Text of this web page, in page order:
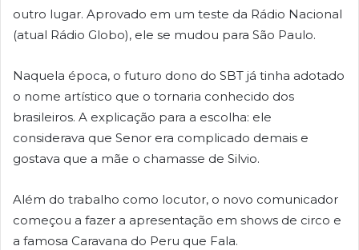
outro lugar. Aprovado em um teste da Rádio Nacional
(atual Rádio Globo), ele se mudou para São Paulo.
Naquela época, o futuro dono do SBT já tinha adotado
o nome artístico que o tornaria conhecido dos
brasileiros. A explicação para a escolha: ele
considerava que Senor era complicado demais e
gostava que a mãe o chamasse de Silvio.
Além do trabalho como locutor, o novo comunicador
começou a fazer a apresentação em shows de circo e
a famosa Caravana do Peru que Fala.